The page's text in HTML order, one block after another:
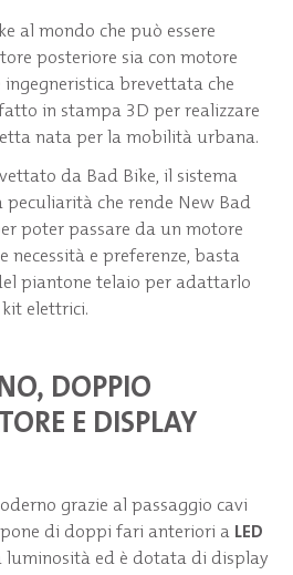
al mondo che può essere
posteriore sia con motore
brevettata che
in stampa 3D per realizzare
nata per la mobilità urbana.
da Bad Bike, il sistema
peculiarità che rende New Bad
poter passare da un motore
necessità e preferenze, basta
piantone telaio per adattarlo
elettrici.
DOPPIO
E DISPLAY
grazie al passaggio cavi
di doppi fari anteriori a LED
ed è dotata di display